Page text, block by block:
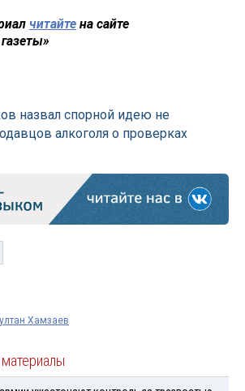
читайте на сайте
назвал спорной идею не
алкоголя о проверках
Хамзаев